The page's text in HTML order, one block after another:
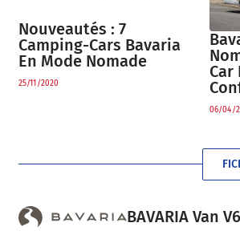
Nouveautés : 7
Camping-Cars Bavaria
En Mode Nomade
25/11/2020
Car
06/04/
BAVARIA Van